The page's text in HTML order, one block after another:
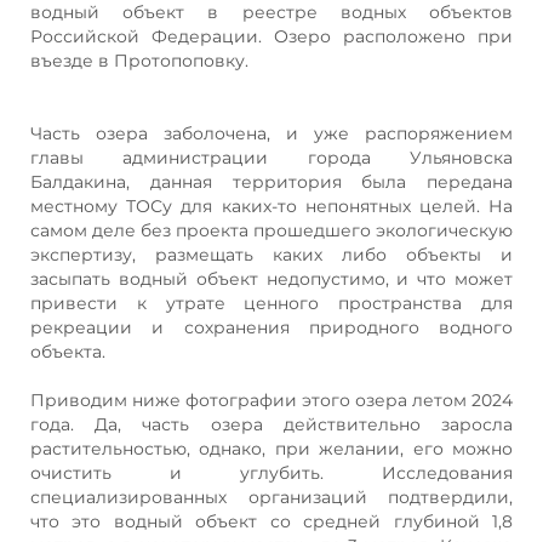
водный объект в реестре водных объектов
Российской Федерации. Озеро расположено при
въезде в Протопоповку.
Часть озера заболочена, и уже распоряжением
главы администрации города Ульяновска
Балдакина, данная территория была передана
местному ТОСу для каких-то непонятных целей. На
самом деле без проекта прошедшего экологическую
экспертизу, размещать каких либо объекты и
засыпать водный объект недопустимо, и что может
привести к утрате ценного пространства для
рекреации и сохранения природного водного
объекта.
Приводим ниже фотографии этого озера летом 2024
года. Да, часть озера действительно заросла
растительностью, однако, при желании, его можно
очистить и углубить. Исследования
специализированных организаций подтвердили,
что это водный объект со средней глубиной 1,8